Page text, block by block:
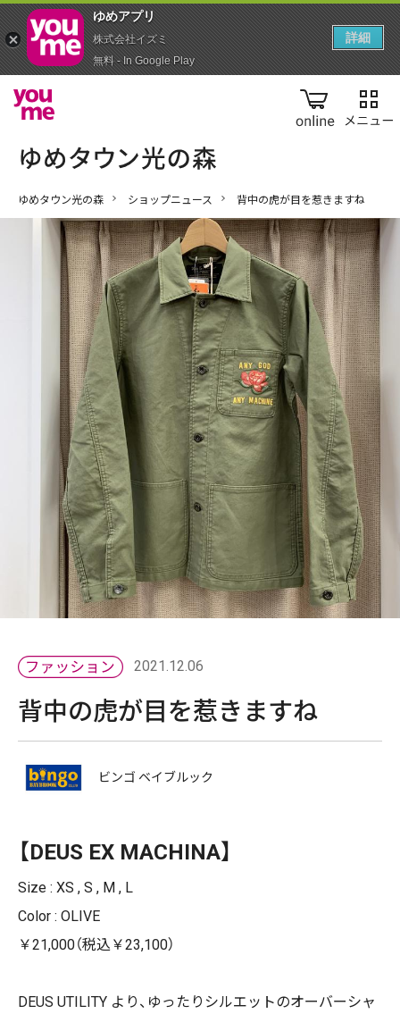
online
ゆめタウン光の森 ショップニュース 背中の虎が目を惹きますね
2021.12.06
背中の虎が目を惹きますね
ビンゴ ベイブルック
【DEUS EX MACHINA】
Size : XS , S , M , L
Color : OLIVE
￥21,000（税込￥23,100）
DEUS UTILITY より、ゆったりシルエットのオーバーシャ
ゆめアプ‪リ‬
株式会社イズミ
無料 - In Google Play
詳細